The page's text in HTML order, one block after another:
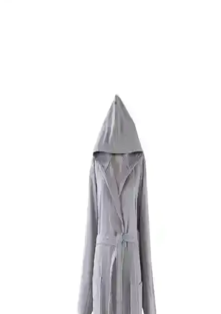
İki popüler bornoz markasının özelliklerini ve kullanıcı yorumlarını
karşılaştırarak, konfor ve stil açısından en uygun seçeneği
belirlemenize yardımcı oluyoruz.
Soley Minerva Bornoz: Yüksek Kalite ve
Fonksiyonellik ile Günlük Konforunuzu Artırın
Soley Minerva bornoz, yüksek kalite ve fonksiyonellik sunar. %100
pamuk yapısı, su emiciliği ve dayanıklılığıyla öne çıkan ürün, uzun
süre kullanıma uygundur ve ev konforunu artırır.
Özdilek Bornoz Setleri Karşılaştırması: Pamuk
Orkide ve Point Happy Aile Setleri
Özdilek'in Pamuk Orkide ve Point Happy aile bornoz setlerinin
özelliklerini, kullanıcı yorumlarını ve karşılaştırmasını detaylı
inceleyin, en uygun seçimi yapın.
Özdilek Elissa ve Wedding Bornoz Setleri
İki popüler Özdilek bornoz seti olan Elissa ve Wedding'in
özellikleri, kullanıcı yorumları ve fiyat avantajlarıyla detaylı